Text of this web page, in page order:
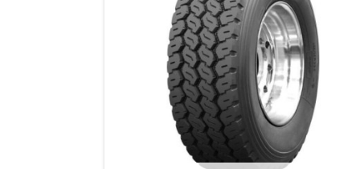
DETAIL